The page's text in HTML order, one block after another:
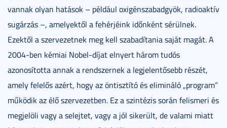
vannak olyan hatások – például oxigénszabadgyök, radioaktív
sugárzás –, amelyektől a fehérjéink időnként sérülnek.
Ezektől a szervezetnek meg kell szabadítania saját magát. A
2004-ben kémiai Nobel-díjat elnyert három tudós
azonosította annak a rendszernek a legjelentősebb részét,
amely felelős azért, hogy az öntisztító és elimináló „program”
működik az élő szervezetben. Ez a szintézis során felismeri és
megjelöli vagy a selejtet, vagy a jól sikerült, de valami miatt